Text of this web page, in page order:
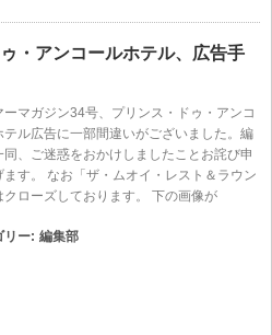
・アンコールホテル、広告手
ーマガジン34号、プリンス・ドゥ・アンコ
テル広告に一部間違いがございました。編
同、ご迷惑をおかけしましたことお詫び申
ます。 なお「ザ・ムオイ・レスト＆ラウン
クローズしております。 下の画像が
リー: 編集部